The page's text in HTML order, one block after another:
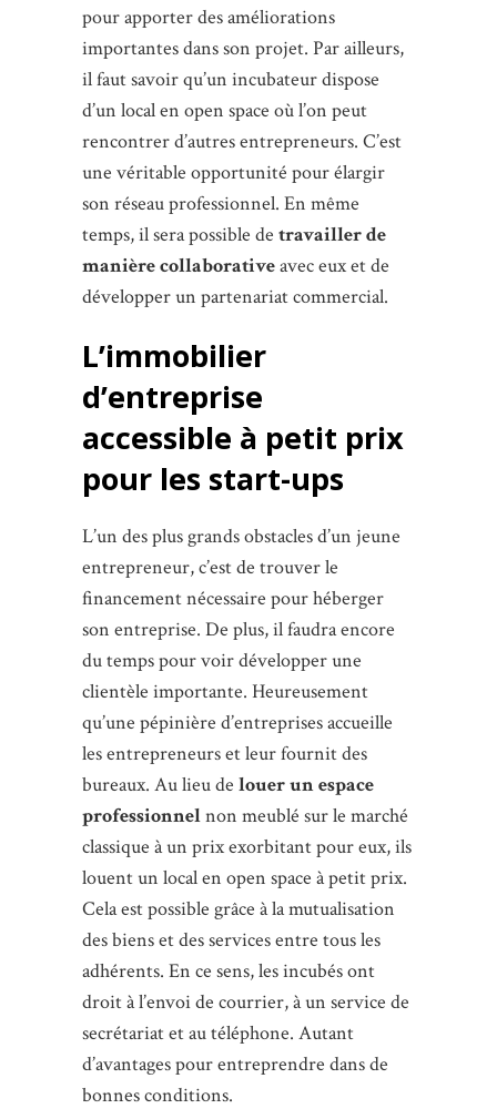
pour apporter des améliorations
importantes dans son projet. Par ailleurs,
il faut savoir qu’un incubateur dispose
d’un local en open space où l’on peut
rencontrer d’autres entrepreneurs. C’est
une véritable opportunité pour élargir
son réseau professionnel. En même
temps, il sera possible de travailler de
manière collaborativeavec eux et de
développer un partenariat commercial.
L’immobilier
d’entreprise
accessible à petit prix
pour les start-ups
L’un des plus grands obstacles d’un jeune
entrepreneur, c’est de trouver le
financement nécessaire pour héberger
son entreprise. De plus, il faudra encore
du temps pour voir développer une
clientèle importante. Heureusement
qu’une pépinière d’entreprises accueille
les entrepreneurs et leur fournit des
bureaux. Au lieu de louer un espace
professionnelnon meublé sur le marché
classique à un prix exorbitant pour eux, ils
louent un local en open space à petit prix.
Cela est possible grâce à la mutualisation
des biens et des services entre tous les
adhérents. En ce sens, les incubés ont
droit à l’envoi de courrier, à un service de
secrétariat et au téléphone. Autant
d’avantages pour entreprendre dans de
bonnes conditions.